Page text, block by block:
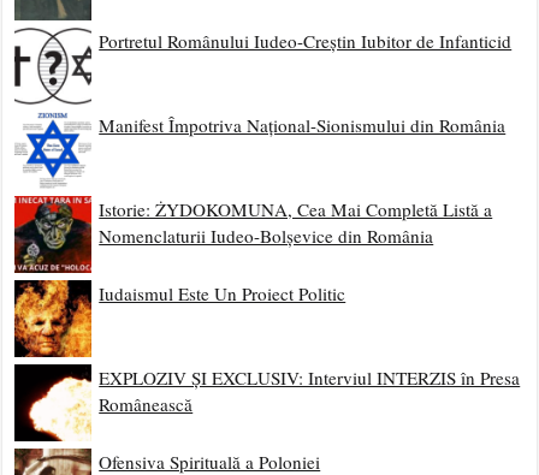
Portretul Românului Iudeo-Creștin Iubitor de Infanticid
Manifest Împotriva Național-Sionismului din România
Istorie: ŻYDOKOMUNA, Cea Mai Completă Listă a
Nomenclaturii Iudeo-Bolșevice din România
Iudaismul Este Un Proiect Politic
EXPLOZIV ȘI EXCLUSIV: Interviul INTERZIS în Presa
Românească
Ofensiva Spirituală a Poloniei